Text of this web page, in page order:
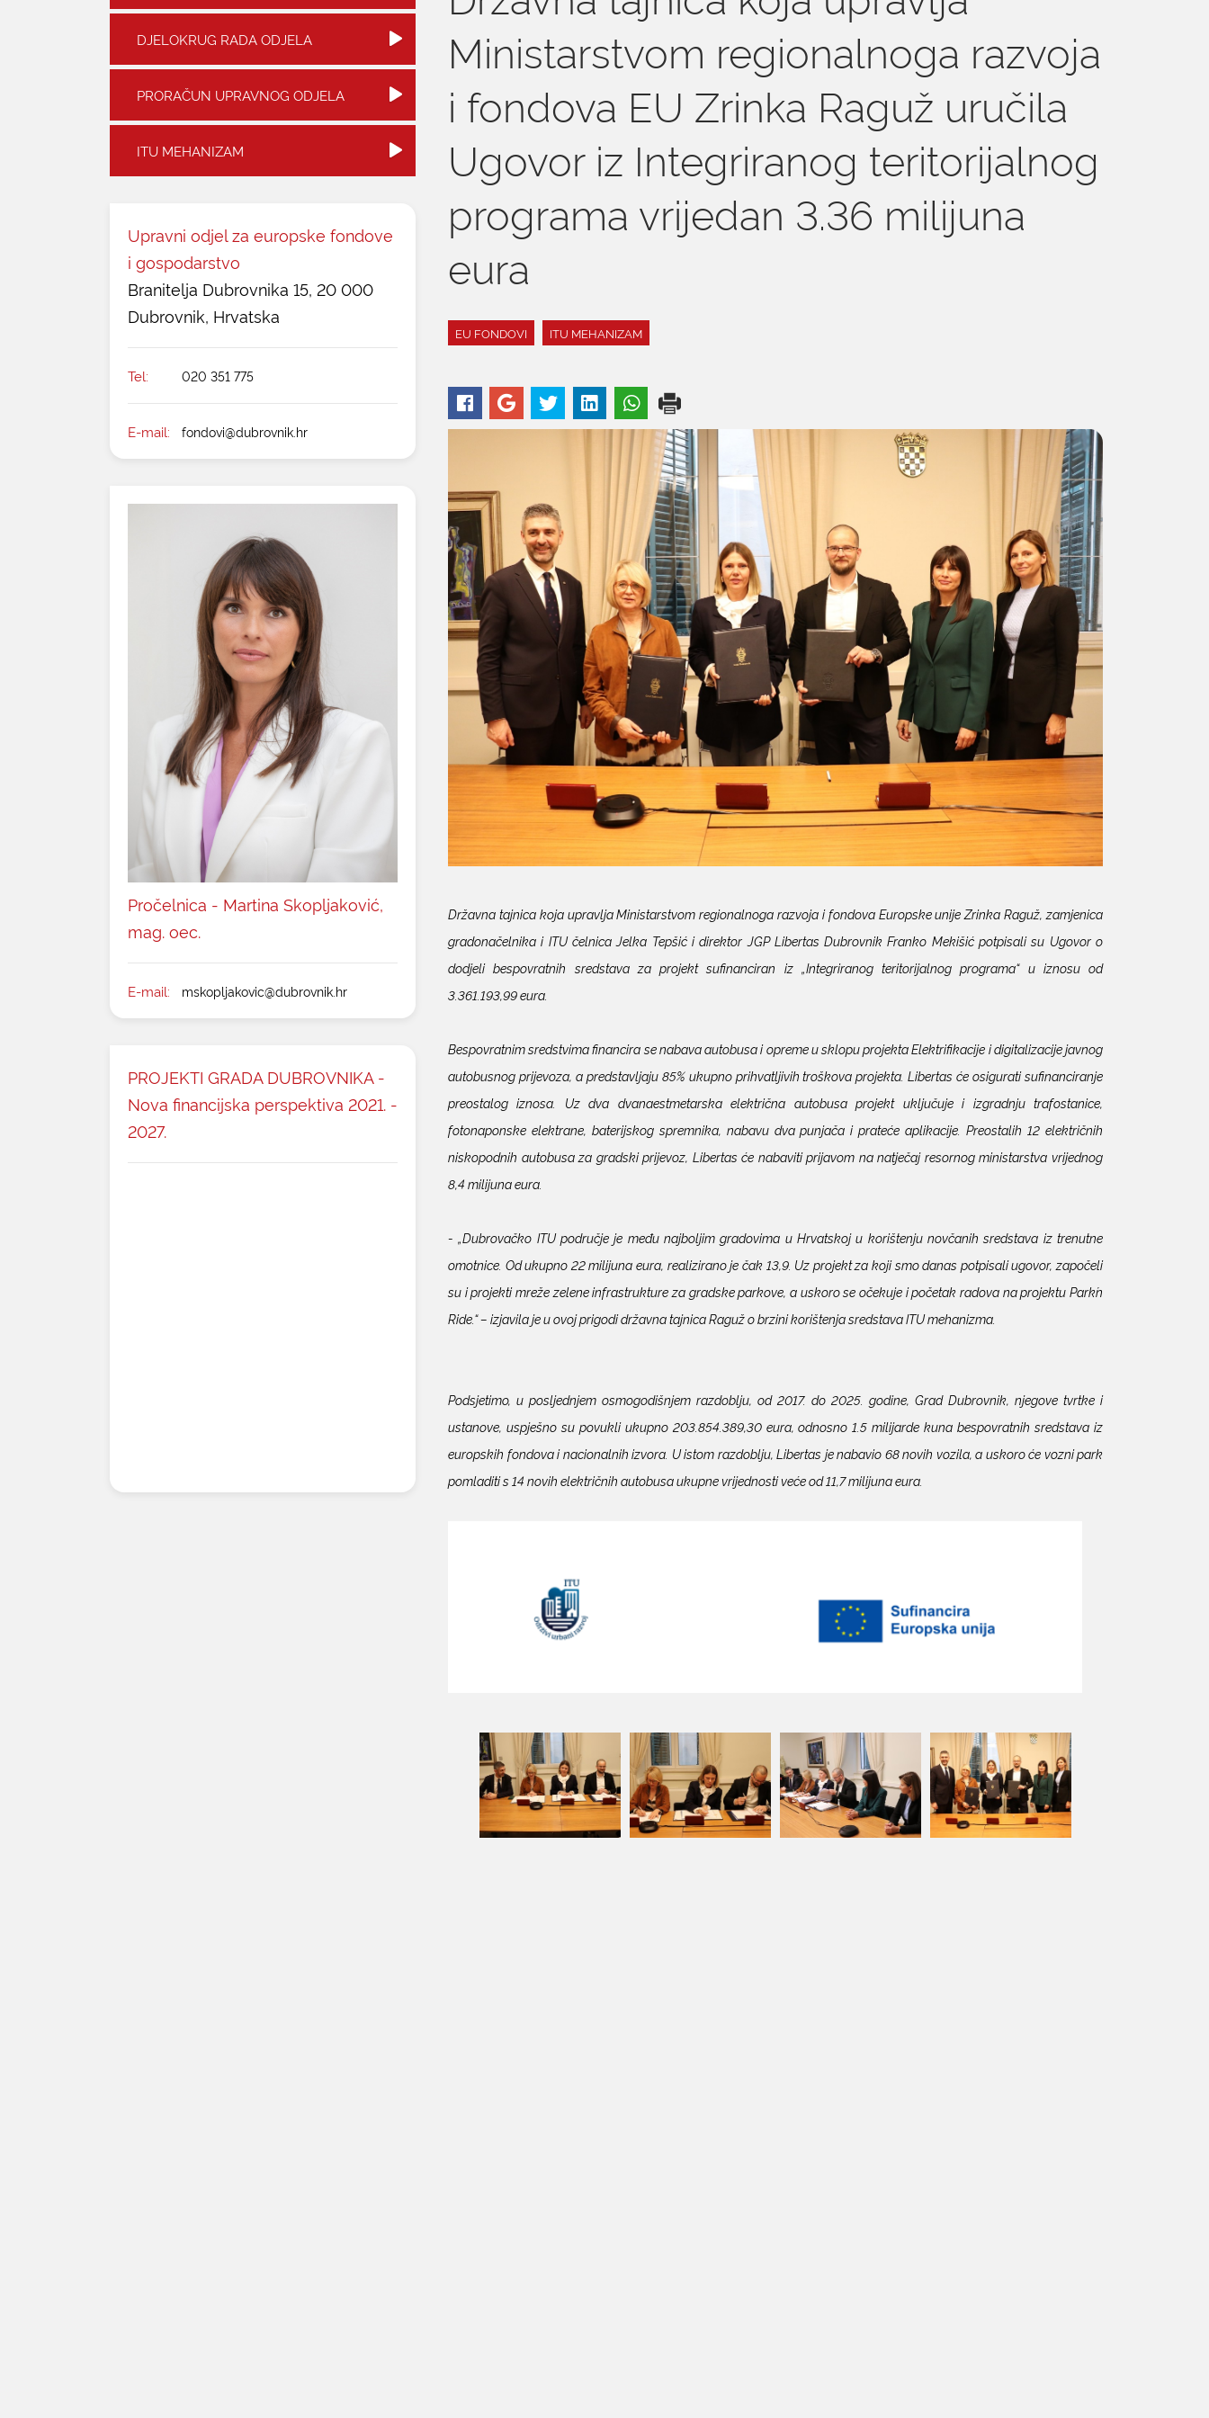
DJELOKRUG RADA ODJELA
PRORAČUN UPRAVNOG ODJELA
ITU MEHANIZAM
Upravni odjel za europske fondove
i gospodarstvo
Branitelja Dubrovnika 15, 20 000
Dubrovnik, Hrvatska
Tel: 020 351 775
E-mail: fondovi@dubrovnik.hr
Pročelnica - Martina Skopljaković,
mag. oec.
E-mail: mskopljakovic@dubrovnik.hr
PROJEKTI GRADA DUBROVNIKA -
Nova financijska perspektiva 2021. -
2027.
Ministarstvom regionalnoga razvoja
i fondova EU Zrinka Raguž uručila
Ugovor iz Integriranog teritorijalnog
programa vrijedan 3.36 milijuna
eura
EU FONDOVI ITU MEHANIZAM
Državna tajnica koja upravlja Ministarstvom regionalnoga razvoja i fondova Europske unije Zrinka Raguž, zamjenica
gradonačelnika i ITU čelnica Jelka Tepšić i direktor JGP Libertas Dubrovnik Franko Mekišić potpisali su Ugovor o
dodjeli bespovratnih sredstava za projekt sufinanciran iz „Integriranog teritorijalnog programa“ u iznosu od
3.361.193,99 eura.
Bespovratnim sredstvima financira se nabava autobusa i opreme u sklopu projekta Elektrifikacije i digitalizacije javnog
autobusnog prijevoza, a predstavljaju 85% ukupno prihvatljivih troškova projekta. Libertas će osigurati sufinanciranje
preostalog iznosa. Uz dva dvanaestmetarska električna autobusa projekt uključuje i izgradnju trafostanice,
fotonaponske elektrane, baterijskog spremnika, nabavu dva punjača i prateće aplikacije. Preostalih 12 električnih
niskopodnih autobusa za gradski prijevoz, Libertas će nabaviti prijavom na natječaj resornog ministarstva vrijednog
8,4 milijuna eura.
- „Dubrovačko ITU područje je među najboljim gradovima u Hrvatskoj u korištenju novčanih sredstava iz trenutne
omotnice. Od ukupno 22 milijuna eura, realizirano je čak 13,9. Uz projekt za koji smo danas potpisali ugovor, započeli
su i projekti mreže zelene infrastrukture za gradske parkove, a uskoro se očekuje i početak radova na projektu Park´n
´Ride.“ – izjavila je u ovoj prigodi državna tajnica Raguž o brzini korištenja sredstava ITU mehanizma.
Podsjetimo, u posljednjem osmogodišnjem razdoblju, od 2017. do 2025. godine, Grad Dubrovnik, njegove tvrtke i
ustanove, uspješno su povukli ukupno 203.854.389,30 eura, odnosno 1.5 milijarde kuna bespovratnih sredstava iz
europskih fondova i nacionalnih izvora. U istom razdoblju, Libertas je nabavio 68 novih vozila, a uskoro će vozni park
pomladiti s 14 novih električnih autobusa ukupne vrijednosti veće od 11,7 milijuna eura.